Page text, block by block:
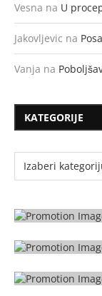
Vesna na U
Jakovljevic na
Vanja na
KATEGORIJE